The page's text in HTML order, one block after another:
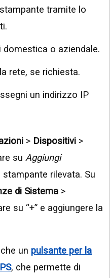
tramite lo
domestica o aziendale.
rete, se richiesta.
un indirizzo IP
> Dispositivi >
su Aggiungi
rilevata. Su
di Sistema >
su “+” e aggiungere la
un pulsante per la
, che permette di